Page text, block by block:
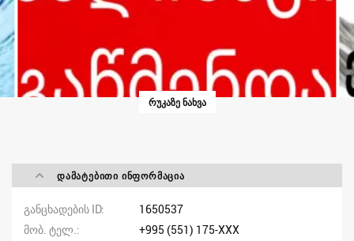
ᲠᲣᲙᲐᲖᲔ ᲜᲐᲮᲕᲐ
ᲓᲐᲛᲐᲢᲔᲑᲘᲗᲘ ᲘᲜᲤᲝᲠᲛᲐᲪᲘᲐ
განცხადების ID
1650537
მობ. ტელ.
+995 (551) 175-XXX